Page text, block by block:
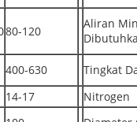
80-120
Aliran
400-630 Tingkat
14-17 Nitrogen